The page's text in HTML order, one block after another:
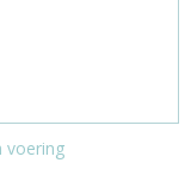
voering